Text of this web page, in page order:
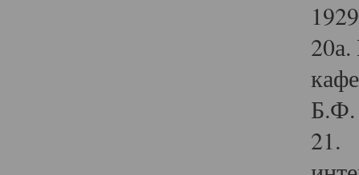
Б.Ф.
21.